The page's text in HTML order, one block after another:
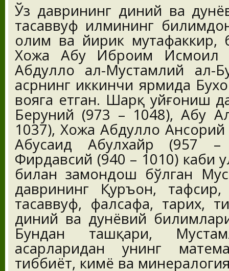
Ўз даврининг диний ва
тасаввуф илмининг
олим ва йирик мутафаккир,
Хожа Абу Иброҳим Исмоил
Абдуллоҳ ал-Мустамлий ал-
асрнинг иккинчи ярмида
вояга етган. Шарқ уйғониш
Беруний (973 – 1048), Абу
1037), Хожа Абдуллоҳ
Абусаид Абулхайр (957 –
Фирдавсий (940 – 1010) каби
билан замондош бўлган
даврининг Қуръон, тафсир,
тасаввуф, фалсафа, тарих,
диний ва дунёвий
Бундан ташқари,
асарларидан унинг
тиббиёт, кимё ва